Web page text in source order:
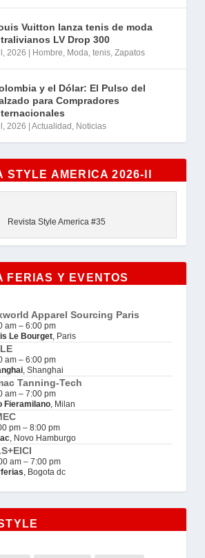
Vuitton lanza tenis de moda
LV Drop 300
2026 Hombre, Moda, tenis, Zapatos
y el Dólar: El Pulso del
para Compradores
2026 Actualidad , Noticias
STYLE AMERICA 2026-II
Revista Style America #35
FERIAS Y EVENTOS
Apparel Sourcing Paris
am – 6:00 pm
Le Bourget, Paris
am – 6:00 pm
, Shanghai
Tanning-Tech
am – 7:00 pm
Fieramilano, Milan
pm – 8:00 pm
, Novo Hamburgo
am – 7:00 pm
, Bogota dc